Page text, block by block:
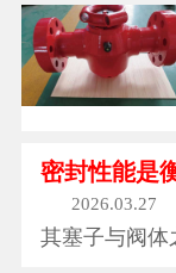
良的特点，
缺的控制设备
道之间，通
体的通断，
政供...
2026.03.27
其塞子与阀体